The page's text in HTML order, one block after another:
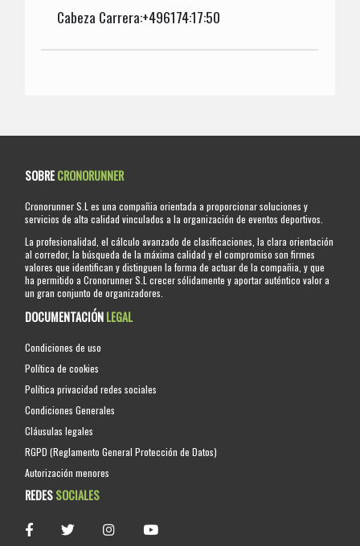
Cabeza Carrera:+496174:17:50
SOBRECRONORUNNER
Cronorunner S.L es una compañia orientada a proporcionar soluciones y
servicios de alta calidad vinculados a la organización de eventos deportivos.
La profesionalidad, el cálculo avanzado de clasificaciones, la clara orientación
al corredor, la búsqueda de la máxima calidad y el compromiso son firmes
valores que identifican y distinguen la forma de actuar de la compañia, y que
ha permitido a Cronorunner S.L crecer sólidamente y aportar auténtico valor a
un gran conjunto de organizadores.
DOCUMENTACIÓNLEGAL
Condiciones de uso
Política de cookies
Política privacidad redes sociales
Condiciones Generales
Cláusulas legales
RGPD (Reglamento General Protección de Datos)
Autorización menores
REDESSOCIALES